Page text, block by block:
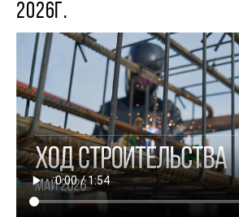
2026Г.